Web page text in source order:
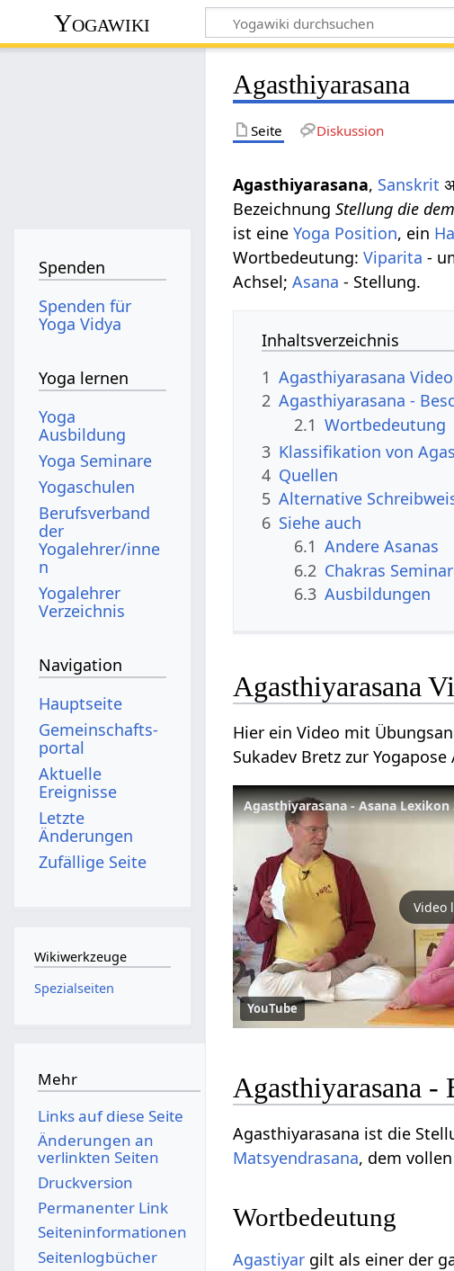
Yogawiki
Agasthiyarasana
Seite Diskussion
Agasthiyarasana, Sanskrit
BezeichnungStellung die
ist eineYoga Position, ein
Wortbedeutung:Viparita -
Achsel;Asana - Stellung.
Inhaltsverzeichnis
1 Agasthiyarasana Video
2 Agasthiyarasana -
2.1 Wortbedeutung
3 Klassifikation von
4 Quellen
5 Alternative
6 Siehe auch
6.1 Andere Asanas
6.2 Chakras
6.3 Ausbildungen
Agasthiyarasana
Hier ein Video mit
Sukadev Bretz zur
Agasthiyarasana - Asana Lexikon
Video
YouTube
Agasthiyarasana -
Agasthiyarasana ist die
Matsyendrasana, dem vollen
Wortbedeutung
Agastiyar gilt als einer der
Spenden
Spenden für
Yoga Vidya
Yoga lernen
Yoga
Ausbildung
Yoga Seminare
Yogaschulen
Berufsverband
der
Yogalehrer/inne
n
Yogalehrer
Verzeichnis
Navigation
Hauptseite
Gemeinschafts­
portal
Aktuelle
Ereignisse
Letzte
Änderungen
Zufällige Seite
Wikiwerkzeuge
Spezialseiten
Mehr
Links auf diese Seite
Änderungen an
verlinkten Seiten
Druckversion
Permanenter Link
Seiten­­informationen
Seitenlogbücher